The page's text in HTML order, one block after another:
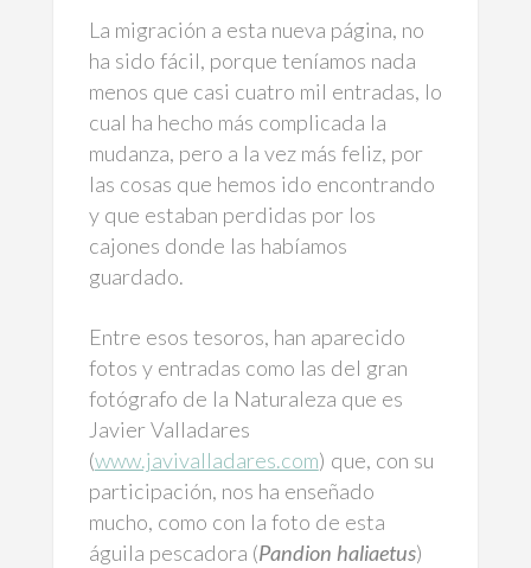
La migración a esta nueva página, no
ha sido fácil, porque teníamos nada
menos que casi cuatro mil entradas, lo
cual ha hecho más complicada la
mudanza, pero a la vez más feliz, por
las cosas que hemos ido encontrando
y que estaban perdidas por los
cajones donde las habíamos
guardado.
Entre esos tesoros, han aparecido
fotos y entradas como las del gran
fotógrafo de la Naturaleza que es
Javier Valladares
(www.javivalladares.com) que, con su
participación, nos ha enseñado
mucho, como con la foto de esta
águila pescadora (Pandion haliaetus)